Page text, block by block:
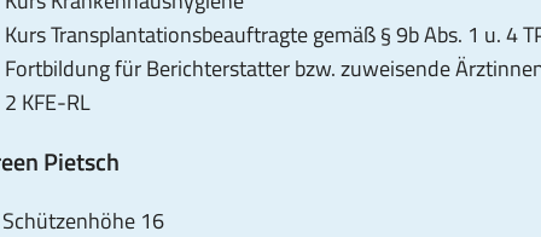
Pech
B.Sc.:
fortbildung@slaek.de
Kurs Transplantationsbeauftragte gemäß § 9b Abs. 1 u. 4
Fortbildung für Berichterstatter bzw. zuweisende
2 KFE-RL
Pietsch
Schützenhöhe 16,